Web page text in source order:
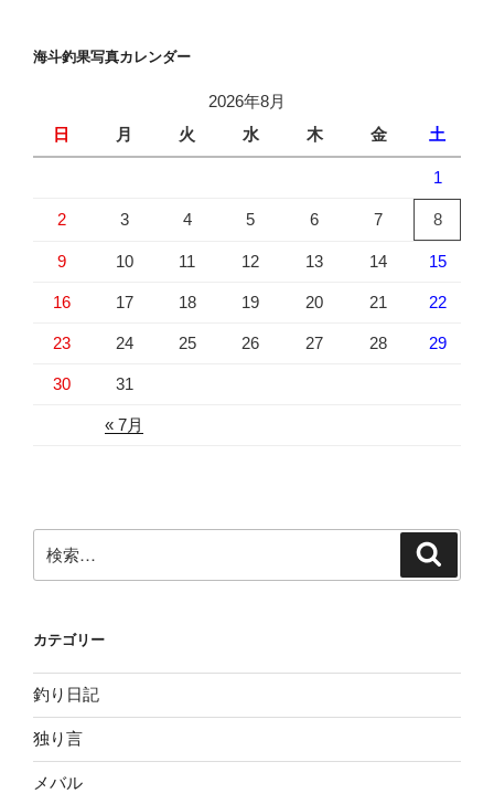
海斗釣果写真カレンダー
2026年8月
日
月 火 水 木 金 土
« 7月
1
2 3 4 5 6 7 8
9 10 11 12 13 14 15
16 17 18 19 20 21 22
23 24 25 26 27 28 29
30 31
索:
カテゴリー
釣り日記
独り言
メバル